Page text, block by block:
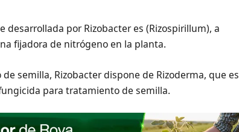
por Rizobacter es (Rizospirillum), a
fijadora de nitrógeno en la planta.
semilla, Rizobacter dispone de Rizoderma, que es
para tratamiento de semilla.